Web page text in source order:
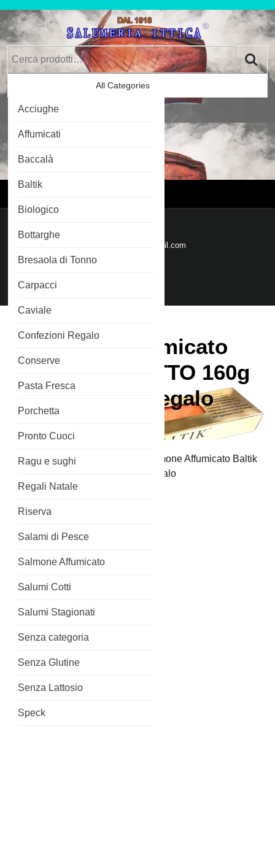
to
content
All Categories
Acciughe
Affumicati
Baccalà
Baltik
Biologico
Bottarghe
Bresaola di Tonno
Carpacci
Caviale
Confezioni Regalo
Conserve
Pasta Fresca
Porchetta
Pronto Cuoci
Ragu e sughi
Regali Natale
Riserva
Salami di Pesce
Salmone Affumicato
Salumi Cotti
Salumi Stagionati
Senza categoria
Senza Glutine
Senza Lattosio
Speck
Login
salumeriaittica@gmail.comEmail
Number
Salmone Affumicato
Baltik LINGOTTO 160g
Confezione Regalo
Home /Salmone Affumicato
/ Salmone Affumicato Baltik
LINGOTTO 160g Confezione Regalo